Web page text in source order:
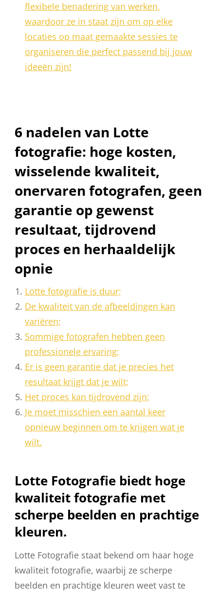
flexibele benadering van werken,
waardoor ze in staat zijn om op elke
locaties op maat gemaakte sessies te
organiseren die perfect passend bij jouw
ideeën zijn!
6 nadelen van Lotte
fotografie: hoge kosten,
wisselende kwaliteit,
onervaren fotografen, geen
garantie op gewenst
resultaat, tijdrovend
proces en herhaaldelijk
opnie
Lotte fotografie is duur;
De kwaliteit van de afbeeldingen kan
variëren;
Sommige fotografen hebben geen
professionele ervaring;
Er is geen garantie dat je precies het
resultaat krijgt dat je wilt;
Het proces kan tijdrovend zijn;
Je moet misschien een aantal keer
opnieuw beginnen om te krijgen wat je
wilt.
Lotte Fotografie biedt hoge
kwaliteit fotografie met
scherpe beelden en prachtige
kleuren.
Lotte Fotografie staat bekend om haar hoge
kwaliteit fotografie, waarbij ze scherpe
beelden en prachtige kleuren weet vast te